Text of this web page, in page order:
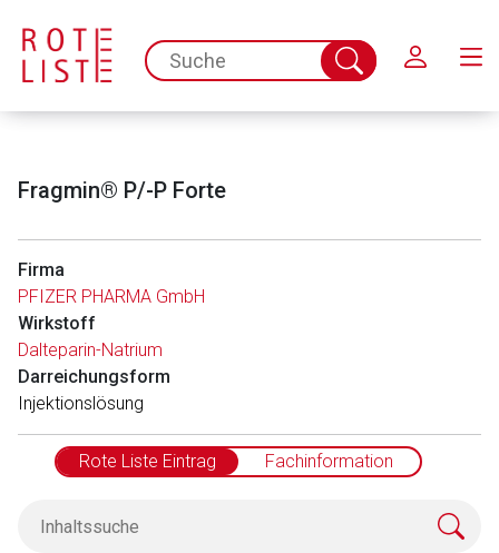
spc.search.input.placeholder
Suche
abschicken
Fragmin® P/-P Forte
Firma
PFIZER PHARMA GmbH
Wirkstoff
Dalteparin-Natrium
Darreichungsform
Injektionslösung
Rote Liste Eintrag Fachinformation